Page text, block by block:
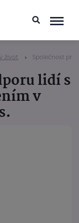
život Společnost pro
lidí s
v